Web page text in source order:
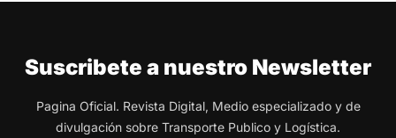
Suscribete a nuestro Newsletter
Pagina Oficial. Revista Digital, Medio especializado y de
divulgación sobre Transporte Publico y Logística.